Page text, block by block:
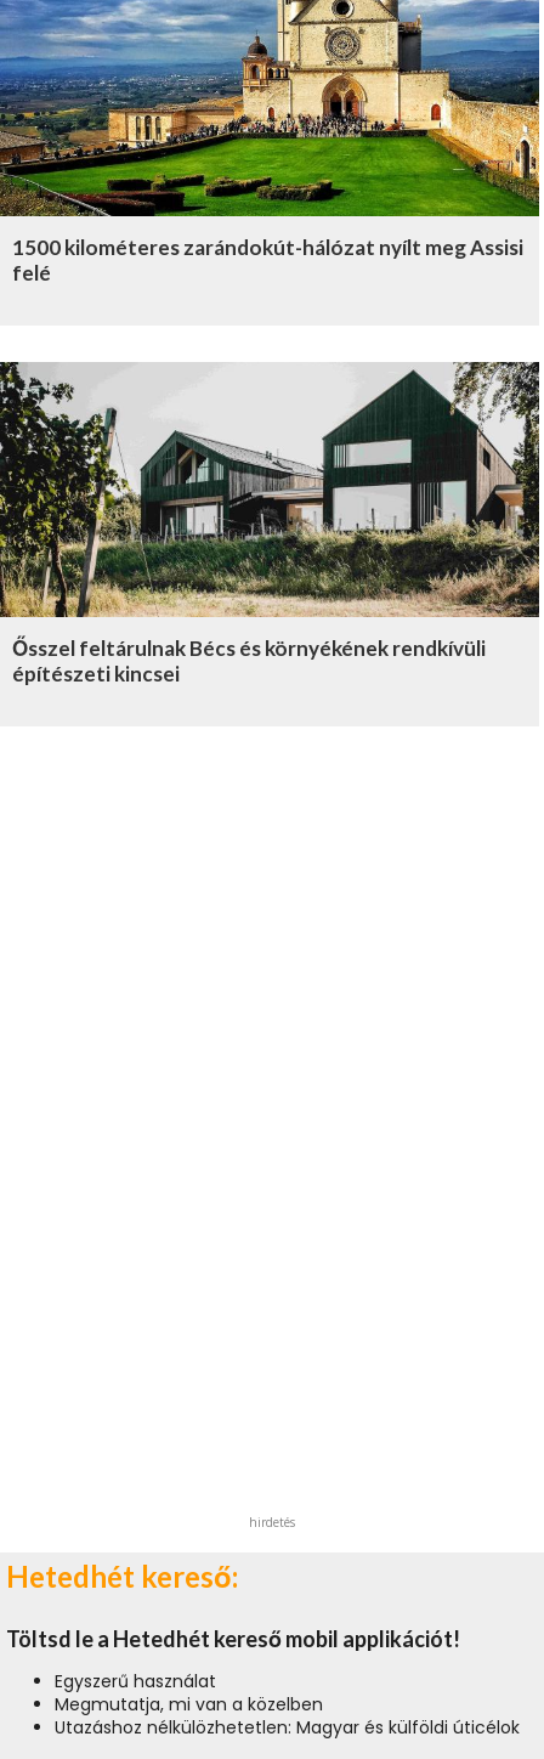
1500 kilométeres zarándokút-hálózat nyílt meg Assisi
felé
Ősszel feltárulnak Bécs és környékének rendkívüli
építészeti kincsei
hirdetés
Hetedhét kereső:
Töltsd le a Hetedhét kereső mobil applikációt!
Egyszerű használat
Megmutatja, mi van a közelben
Utazáshoz nélkülözhetetlen: Magyar és külföldi úticélok